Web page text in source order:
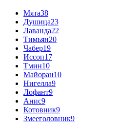
Мята38
Душица23
Лаванда22
Тимьян20
Чабер19
Иссоп17
Тмин10
Майоран10
Нигелла9
Лофант9
Анис9
Котовник9
Змееголовник9